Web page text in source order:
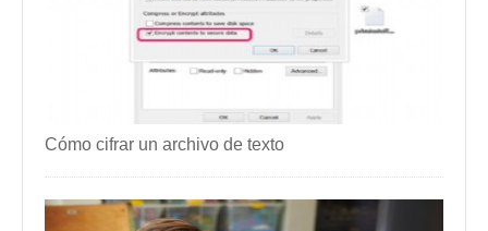
Cómo cifrar un archivo de texto